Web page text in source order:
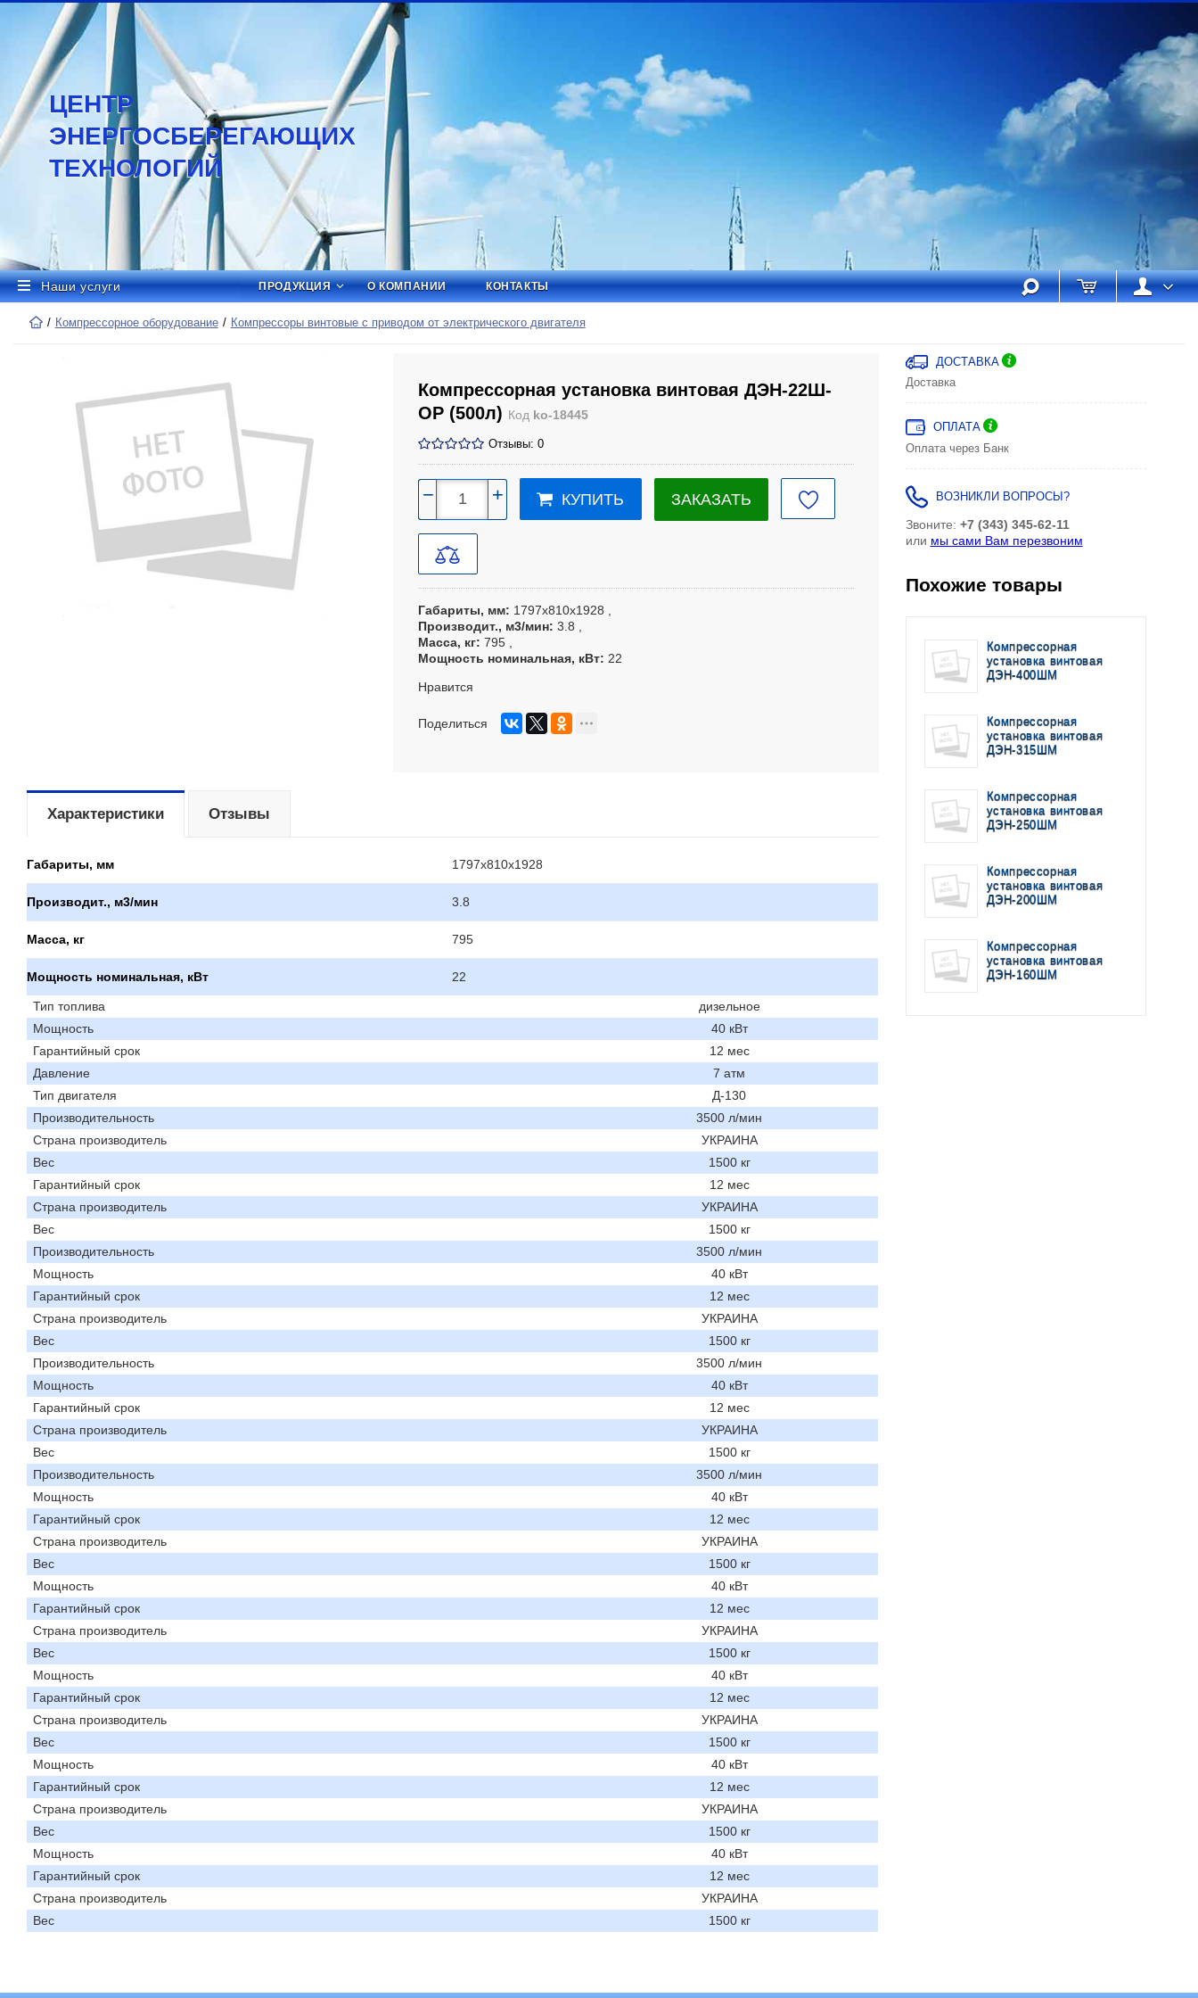
ЦЕНТР
ЭНЕРГОСБЕРЕГАЮЩИХ
ТЕХНОЛОГИЙ
Наши услуги ПРОДУКЦИЯ О КОМПАНИИ КОНТАКТЫ
Компрессорное оборудование Компрессоры винтовые с приводом от электрического двигателя
Компрессорная установка винтовая ДЭН-22Ш-
ОР (500л) Код ko-18445
Отзывы: 0
− + КУПИТЬ ЗАКАЗАТЬ
Габариты, мм
1797x810x1928
Производит., м3/мин 3.8
Масса, кг 795
Мощность номинальная, кВт
22
Нравится
Поделиться
Характеристики
Габариты, мм 1797x810x1928
Производит., м3/мин 3.8
Масса, кг 795
Мощность номинальная, кВт 22
Тип топлива
дизельное
Мощность
40 кВт
Гарантийный срок
12 мес
Давление
7 атм
Тип двигателя
Д-130
Производительность
3500 л/мин
Страна производитель
УКРАИНА
Вес
1500 кг
Гарантийный срок
12 мес
Страна производитель
УКРАИНА
Вес
1500 кг
Производительность
3500 л/мин
Мощность
40 кВт
Гарантийный срок
12 мес
Страна производитель
УКРАИНА
Вес
1500 кг
Производительность
3500 л/мин
Мощность
40 кВт
Гарантийный срок
12 мес
Страна производитель
УКРАИНА
Вес
1500 кг
Производительность
3500 л/мин
Мощность
40 кВт
Гарантийный срок
12 мес
Страна производитель
УКРАИНА
Вес
1500 кг
Мощность
40 кВт
Гарантийный срок
12 мес
Страна производитель
УКРАИНА
Вес
1500 кг
Мощность
40 кВт
Гарантийный срок
12 мес
Страна производитель
УКРАИНА
Вес
1500 кг
Мощность
40 кВт
Гарантийный срок
12 мес
Страна производитель
УКРАИНА
Вес
1500 кг
Мощность
40 кВт
Гарантийный срок
12 мес
Страна производитель
УКРАИНА
Вес
1500 кг
Отзывы
ДОСТАВКА
Доставка
ОПЛАТА
Оплата через Банк
ВОЗНИКЛИ ВОПРОСЫ?
Звоните: +7 (343) 345-62-11
или мы сами Вам перезвоним
Похожие товары
Компрессорная
установка винтовая
ДЭН-400ШМ
Компрессорная
установка винтовая
ДЭН-315ШМ
Компрессорная
установка винтовая
ДЭН-250ШМ
Компрессорная
установка винтовая
ДЭН-200ШМ
Компрессорная
установка винтовая
ДЭН-160ШМ